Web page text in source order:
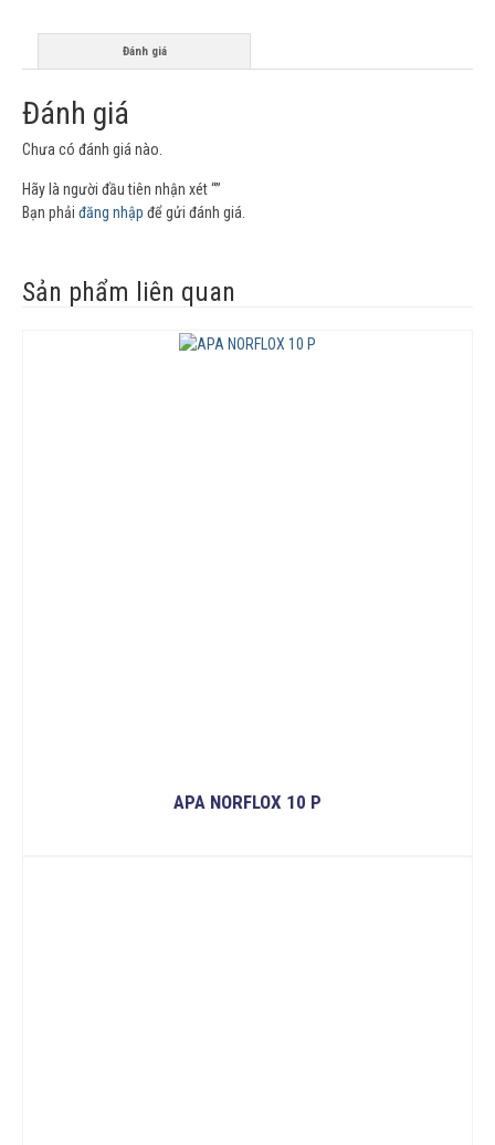
Đánh giá
Đánh giá
Chưa có đánh giá nào.
Hãy là người đầu tiên nhận xét “”
Bạn phải đăng nhập để gửi đánh giá.
Sản phẩm liên quan
APA NORFLOX 10 P